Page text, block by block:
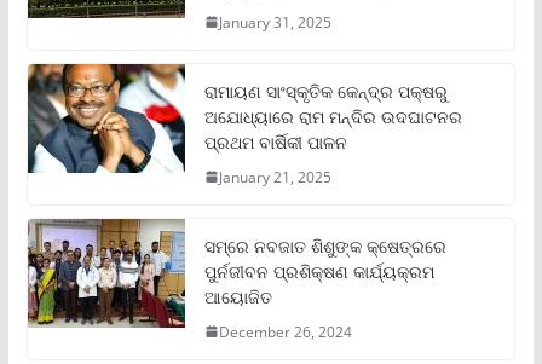
January 31, 2025
ରାମାୟଣ ସାଂସ୍କୃତିକ କେନ୍ଦ୍ର ପକ୍ଷରୁ
ଅଯୋଧ୍ୟାରେ ରାମ ମନ୍ଦିର ଉଦଘାଟନର
ପ୍ରଥମ ବାର୍ଷିକୀ ପାଳନ
January 21, 2025
ସମ୍‌ରେ ନବଜାତ ଶିଶୁଙ୍କ କ୍ଷେତ୍ରରେ
ପୁର୍ନଜୀବନ ପ୍ରଶିକ୍ଷଣ କାର୍ଯ୍ୟକ୍ରମ
ଆୟୋଜିତ
December 26, 2024